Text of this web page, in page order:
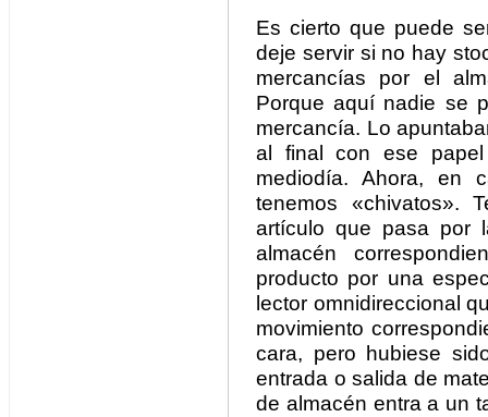
Es cierto que puede
deje servir si no hay
mercancías por el
Porque aquí nadie se
mercancía. Lo
al final con ese
mediodía. Ahora, en
tenemos «chivatos».
artículo que pasa por
almacén
producto por una
lector omnidireccional
movimiento
cara, pero hubiese
entrada o salida de
de almacén entra a un